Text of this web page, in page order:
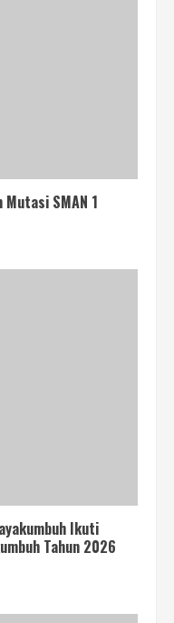
SMAN 1
Ikuti
Tahun 2026